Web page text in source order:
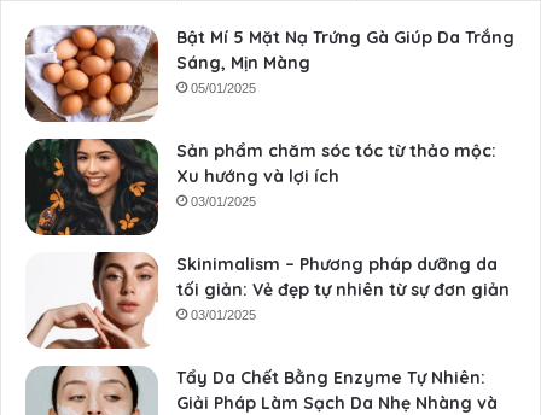
Bật Mí 5 Mặt Nạ Trứng Gà Giúp Da Trắng
Sáng, Mịn Màng
05/01/2025
Sản phẩm chăm sóc tóc từ thảo mộc:
Xu hướng và lợi ích
03/01/2025
Skinimalism – Phương pháp dưỡng da
tối giản: Vẻ đẹp tự nhiên từ sự đơn giản
03/01/2025
Tẩy Da Chết Bằng Enzyme Tự Nhiên:
Giải Pháp Làm Sạch Da Nhẹ Nhàng và